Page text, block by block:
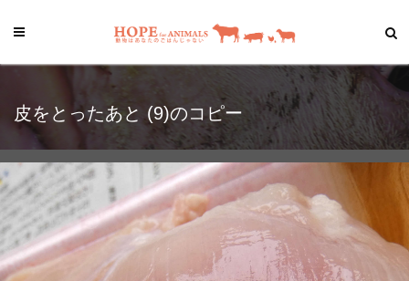
皮をとったあと (9)のコピー